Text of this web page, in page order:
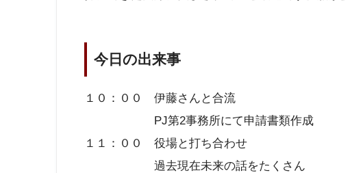
今日の出来事
１０：００ 伊藤さんと合流
PJ第2事務所にて申請書類作成
１１：００ 役場と打ち合わせ
過去現在未来の話をたくさん